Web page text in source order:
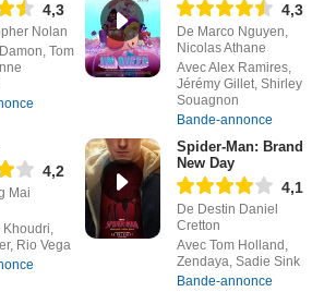
4,3
Nolan
Tom
4,3
De Marco Nguyen,
Nicolas Athane
Avec Alex Ramires,
Jérémy Gillet, Shirley
Souagnon
Bande-annonce
4,2
Mai
Khoudri,
Rio Vega
Spider-Man: Brand
New Day
4,1
De Destin Daniel
Cretton
Avec Tom Holland,
Zendaya, Sadie Sink
Bande-annonce